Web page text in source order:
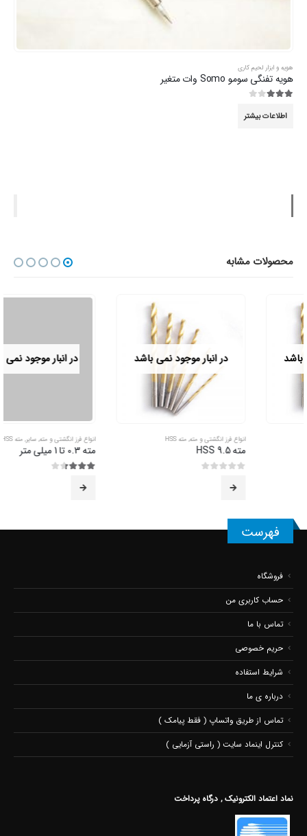
هویه و ابزار لحیم کاری
هویه تفنگی سومو Somo وات متغیر
اطلاعات بیشتر
محصولات مشابه
در انبار موجود نمی باشد
انواع فرز انگشتی و مته,مته HSS
در انبار موجود نمی باشد
انواع فرز انگشتی و مته,سایر ,مته HSS
فهرست
فروشگاه
حساب کاربری من
تماس با ما
حریم خصوصی
شرایط استفاده
درباره ی ما
تماس از طریق واتساپ ( فقط پیامک )
کنترل اینماد سایت ( راستی آزمایی )
نماد اعتماد الکترونیک , درگاه پرداخت